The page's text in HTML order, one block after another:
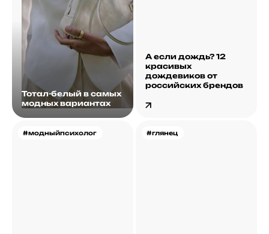
Тотал-белый в самых
модных вариантах
А если дождь? 12
красивых
дождевиков от
российских брендов
#модныйпсихолог #глянец